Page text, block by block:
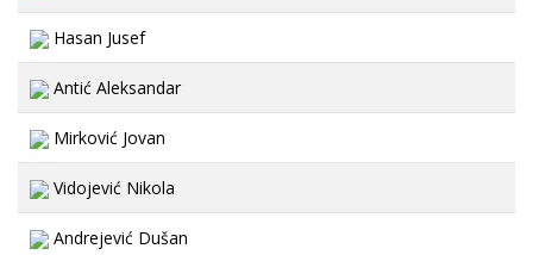
Hasan Jusef
Antić Aleksandar
Mirković Jovan
Vidojević Nikola
Andrejević Dušan